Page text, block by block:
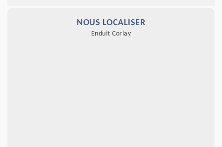
NOUS LOCALISER
Enduit Corlay